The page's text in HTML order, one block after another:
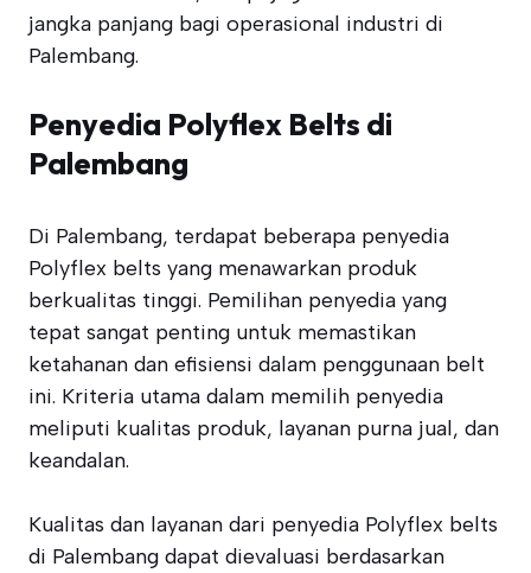
jangka panjang bagi operasional industri di
Palembang.
Penyedia Polyflex Belts di
Palembang
Di Palembang, terdapat beberapa penyedia
Polyflex belts yang menawarkan produk
berkualitas tinggi. Pemilihan penyedia yang
tepat sangat penting untuk memastikan
ketahanan dan efisiensi dalam penggunaan belt
ini. Kriteria utama dalam memilih penyedia
meliputi kualitas produk, layanan purna jual, dan
keandalan.
Kualitas dan layanan dari penyedia Polyflex belts
di Palembang dapat dievaluasi berdasarkan